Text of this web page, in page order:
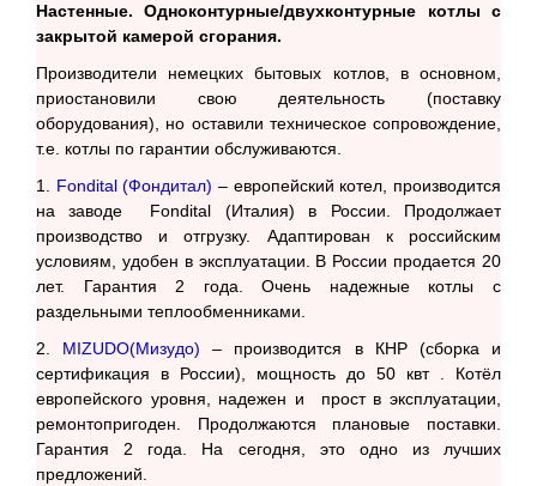
Настенные. Одноконтурные/двухконтурные котлы с
закрытой камерой сгорания.
Производители немецких бытовых котлов, в основном,
приостановили свою деятельность (поставку
оборудования), но оставили техническое сопровождение,
т.е. котлы по гарантии обслуживаются.
1. Fondital (Фондитал) – европейский котел, производится
на заводе Fondital (Италия) в России. Продолжает
производство и отгрузку. Адаптирован к российским
условиям, удобен в эксплуатации. В России продается 20
лет. Гарантия 2 года. Очень надежные котлы с
раздельными теплообменниками.
2. MIZUDO(Мизудо) – производится в КНР (сборка и
сертификация в России), мощность до 50 квт . Котёл
европейского уровня, надежен и прост в эксплуатации,
ремонтопригоден. Продолжаются плановые поставки.
Гарантия 2 года. На сегодня, это одно из лучших
предложений.